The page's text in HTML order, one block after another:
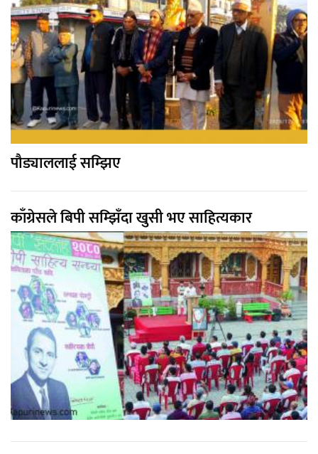
पौड्याललाई सम्झिए
काँग्रेसले बिपी सम्झिँदा खुसी भए साहित्यकार